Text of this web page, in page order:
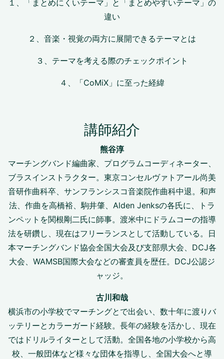
１、「まとめにくいテーマ」と「まとめやすいテーマ」の
違い
２、音楽・視覚の両方に展開できるテーマとは
３、テーマを考える際のチェックポイント
４、「CoMiX」に至った経緯
講師紹介
熊谷淳
マーチングバンド編曲家、プログラムコーディネーター、
ブラスインストラクター。東京コンセルヴァトアール尚美
音研作曲科卒、サンフランシスコ音楽院作曲科中退。和声
法、作曲を高橋裕、駒井肇、Alden Jenksの各氏に、トラ
ンペットを関根剛二氏に師事。渡米中にドラムコーの指導
法を研鑽し、現在はフリーランスとして活動している。日
本マーチングバンド協会全国大会及び支部県大会、DCJ各
大会、WAMSB国際大会などの審査員を歴任。DCJ公認ジ
ャッジ。
古川和哉
横浜市の小学校でマーチングとで出会い、数十年に渡りバ
ッテリーとカラーガード経験。長年の経験を活かし、現在
ではドリルライターとして活動。全国各地の小学校から高
校、一般団体など様々な団体を指導し、全国大会へと導